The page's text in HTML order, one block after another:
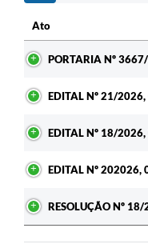
Ato
PORTARIA Nº
EDITAL Nº 21/
EDITAL Nº 18/
EDITAL Nº 202026,
RESOLUÇÃO Nº